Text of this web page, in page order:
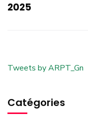
2025
Tweets by ARPT_Gn
Catégories